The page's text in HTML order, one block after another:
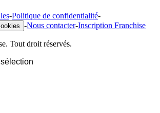
-Politique de confidentialité-
-Nous contacter-Inscription Franchise
Tout droit réservés.